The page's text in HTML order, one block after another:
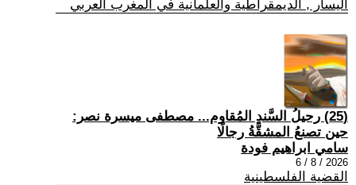
اليسار , الديمقراطية والعلمانية في المغرب العربي
(25) رحيلُ السَّندِ المُقاوم... مصطفى ميسرة نصر:
حين تصنعُ المشقَّةُ رجالًا
سامي ابراهيم فودة
2026 / 8 / 6
القضية الفلسطينية